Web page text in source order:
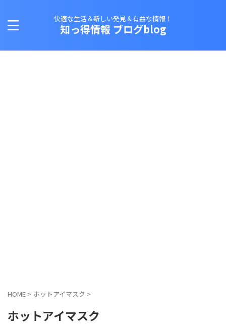
快適な生活＆新しい発見＆有益な情報！
知っ得情報 ブログblog
HOME > ホットアイマスク >
ホットアイマスク